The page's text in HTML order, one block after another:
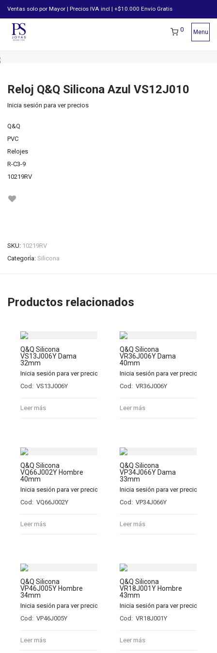
Ventas solo por Mayor | Precios IVA incl | +$10.000 Envío Gratis
0 Menu
Reloj Q&Q Silicona Azul VS12J010
Inicia sesión para ver precios
Q&Q
PVC
Relojes
R-C3-9
10219RV
SKU: 10219RV
Categoría: Silicona
Productos relacionados
Q&Q Silicona
VS13J006Y Dama
32mm
Inicia sesión para ver precios
Cod: VS13J006Y
Leer más
Q&Q Silicona
VR36J006Y Dama
40mm
Inicia sesión para ver precios
Cod: VR36J006Y
Leer más
Q&Q Silicona
VQ66J002Y Hombre
40mm
Inicia sesión para ver precios
Cod: VQ66J002Y
Leer más
Q&Q Silicona
VP34J066Y Dama
33mm
Inicia sesión para ver precios
Cod: VP34J066Y
Leer más
Q&Q Silicona
VP46J005Y Hombre
34mm
Inicia sesión para ver precios
Cod: VP46J005Y
Leer más
Q&Q Silicona
VR18J001Y Hombre
43mm
Inicia sesión para ver precios
Cod: VR18J001Y
Leer más